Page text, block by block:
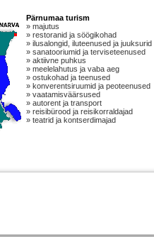
Pärnumaa turism
» majutus
» restoranid ja söögikohad
» ilusalongid, iluteenused ja juuksurid
» sanatooriumid ja terviseteenused
» aktiivne puhkus
» meelelahutus ja vaba aeg
» ostukohad ja teenused
» konverentsiruumid ja peoteenused
» vaatamisväärsused
» autorent ja transport
» reisibürood ja reisikorraldajad
» teatrid ja kontserdimajad